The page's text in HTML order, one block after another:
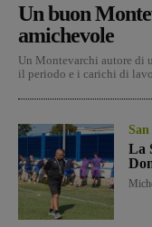
Un buon
amichevole
Un Montevarchi autore di
il periodo e i carichi di
La